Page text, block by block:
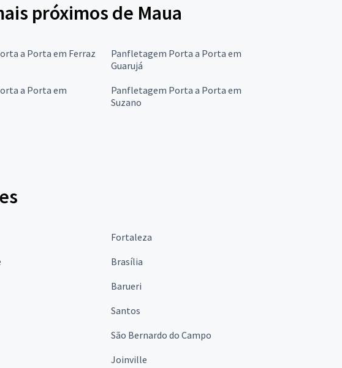
próximos de Maua
a Porta em Ferraz
Panfletagem Porta a Porta em
Guarujá
a Porta em
Panfletagem Porta a Porta em
Suzano
Fortaleza
Brasília
Barueri
Santos
São Bernardo do Campo
Joinville